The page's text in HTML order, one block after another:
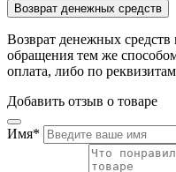
Возврат денежных средств
Возврат денежных средств
обращения тем же
оплата, либо по
Добавить отзыв о товаре
Имя*